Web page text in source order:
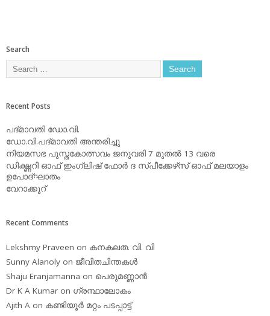
Search
Recent Posts
പദ്മാവതി ഡോ.വി.
ഡോ.വി.പദ്മാവതി അന്തരിച്ചു
നിയമസഭ പുസ്തകോത്സവം ജനുവരി 7 മുതല്‍ 13 വരെ
ഡിക്ഷ്ണറി ഓഫ് ഇംഗ്ലിഷ് ഫോര്‍ ദ സ്പീക്കേഴ്‌സ് ഓഫ് മലയാളം
ഉപോദ്ഘാതം
വേറാക്കൂറ്
Recent Comments
Lekshmy Praveen on കനകലത. വി. വി
Sunny Alanoly on ജീവിതചിന്തകള്‍
Shaju Eranjamanna on പെരുമണ്ണാന്‍
Dr K A Kumar on ഗ്രന്ഥാലോകം
Ajith A on കണ്ടിയൂര്‍ മറ്റം പടപ്പാട്ട്‌